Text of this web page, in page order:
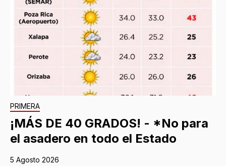
PRIMERA
¡MÁS DE 40 GRADOS! - *No para
el asadero en todo el Estado
5 Agosto 2026